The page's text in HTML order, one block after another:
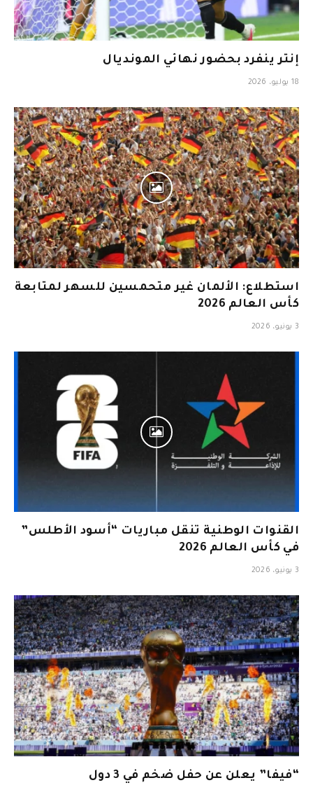
إنتر ينفرد بحضور نهائي المونديال
18 يوليو، 2026
استطلاع: الألمان غير متحمسين للسهر لمتابعة
كأس العالم 2026
3 يونيو، 2026
القنوات الوطنية تنقل مباريات “أسود الأطلس”
في كأس العالم 2026
3 يونيو، 2026
“فيفا” يعلن عن حفل ضخم في 3 دول